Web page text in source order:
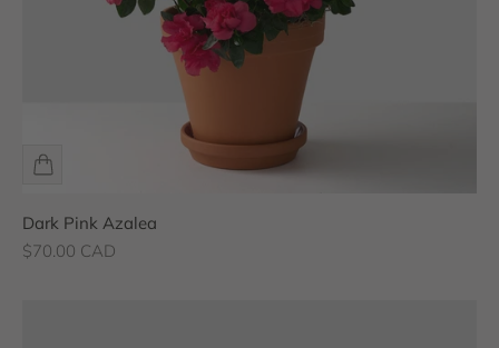
Dark Pink Azalea
Prix de vente
$70.00 CAD